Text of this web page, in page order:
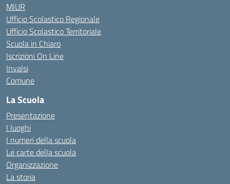
MIUR
Ufficio Scolastico Regionale
Ufficio Scolastico Territoriale
Scuola in Chiaro
Iscrizioni On Line
Invalsi
Comune
La Scuola
Presentazione
I luoghi
I numeri della scuola
Le carte della scuola
Organizzazione
La storia